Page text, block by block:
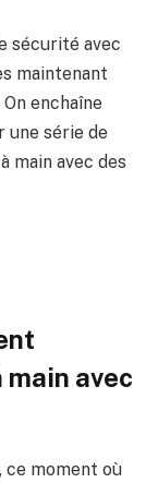
sécurité avec
maintenant
enchaîne
une série de
main avec des
avec
, ce moment où